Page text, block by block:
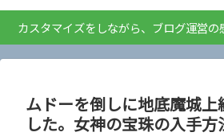
カスタマイズをしながら、ブログ運営の
ムドーを倒しに地底魔城上
した。女神の宝珠の入手方